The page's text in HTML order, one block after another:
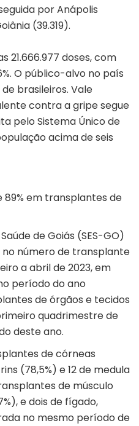
por Anápolis
(39.319).
21.666.977 doses, com
O público-alvo no país
brasileiros. Vale
contra a gripe segue
pelo Sistema Único de
acima de seis
em transplantes de
de Goiás (SES-GO)
no número de transplante
a abril de 2023, em
período do ano
de órgãos e tecidos
quadrimestre de
deste ano.
de córneas
(78,5%) e 12 de medula
de músculo
e dois de fígado,
no mesmo período de